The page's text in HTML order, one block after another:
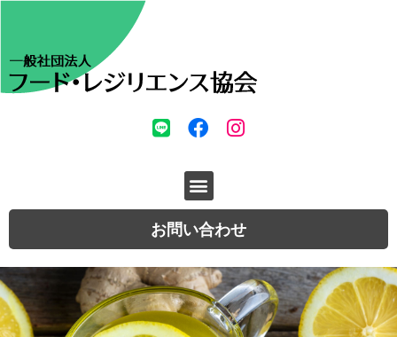
お問い合わせ